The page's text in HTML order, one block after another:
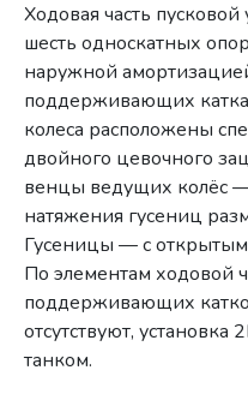
Ходовая часть
шесть односкатных
наружной
поддерживающих
колеса расположены
двойного цевочного
венцы ведущих колёс
натяжения гусениц
Гусеницы — с
По элементам ходовой
поддерживающих
отсутствуют,
танком.